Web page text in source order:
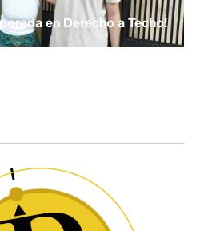
en Derecho a Techo!